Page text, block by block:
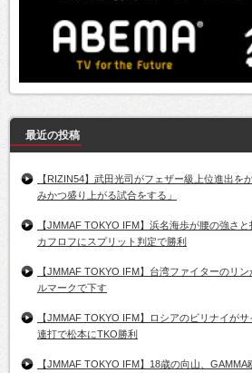
最近の投稿
【RIZIN54】武田光司がフェザー級上位進出を
みかつ盛り上がる試合をする」
【JMMAF TOKYO IFM】浜名海歩が腰の強さ
カフロフにスプリット判定で勝利
【JMMAF TOKYO IFM】台湾ファイターのリ
ルマークで下す
【JMMAF TOKYO IFM】ロシアのビリナイが
連打で松本にTKO勝利
【JMMAF TOKYO IFM】18歳の向山、